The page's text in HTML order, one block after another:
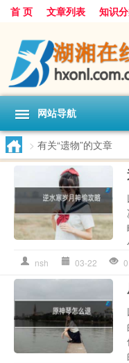
首 页 文章列表 知识
网站导航
> 有关“遗物”的文章
nsh 03-22 0